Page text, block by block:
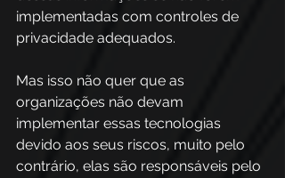
implementadas com controles de
privacidade adequados.
Mas isso não quer que as
organizações não devam
implementar essas tecnologias
devido aos seus riscos, muito pelo
contrário, elas são responsáveis pelo